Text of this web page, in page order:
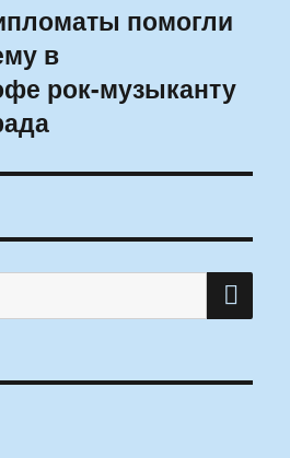
помогли
в
рок-музыканту